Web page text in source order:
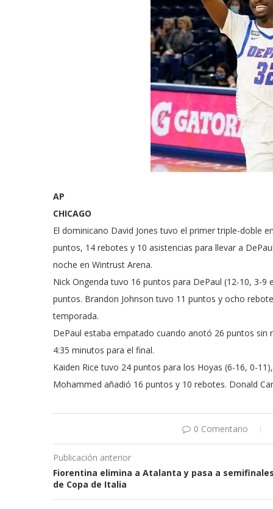
AP
CHICAGO
El dominicano David Jones tuvo el primer triple-doble
puntos, 14 rebotes y 10 asistencias para llevar a
noche en Wintrust Arena.
Nick Ongenda tuvo 16 puntos para DePaul (12-10, 3-
puntos. Brandon Johnson tuvo 11 puntos y ocho
temporada.
DePaul estaba empatado cuando anotó 26 puntos sin
4:35 minutos para el final.
Kaiden Rice tuvo 24 puntos para los Hoyas (6-16, 0-
Mohammed añadió 16 puntos y 10 rebotes. Donald
0 Comentario
Publicación anterior
Fiorentina elimina a Atalanta y pasa a semifinales
de Copa de Italia